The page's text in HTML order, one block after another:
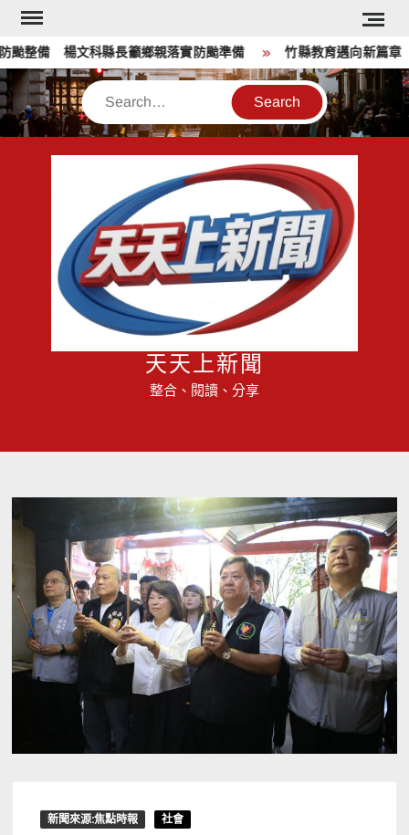
Skip
content
備 楊文科縣長籲鄉親落實防颱準備 竹縣教育邁向新篇章 楊
Search
天天上新聞
整合、閱讀、分享
新聞來源:焦點時報 社會